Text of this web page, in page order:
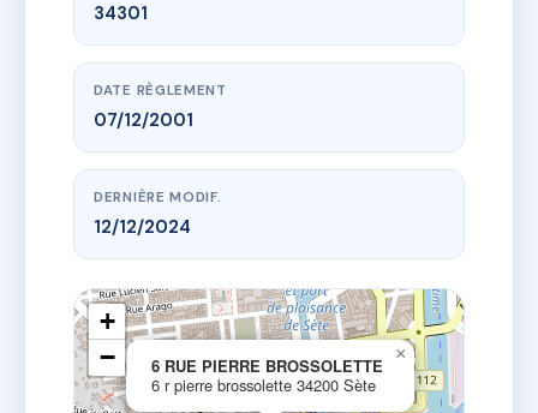
34301
DATE RÈGLEMENT
07/12/2001
DERNIÈRE MODIF.
12/12/2024
6 RUE PIERRE BROSSOLETTE
6 r pierre brossolette 34200 Sète
×
+
−